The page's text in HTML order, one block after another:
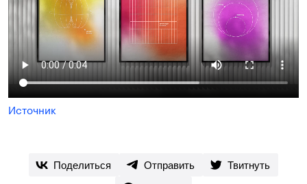
Источник
Поделиться Отправить
Твитнуть